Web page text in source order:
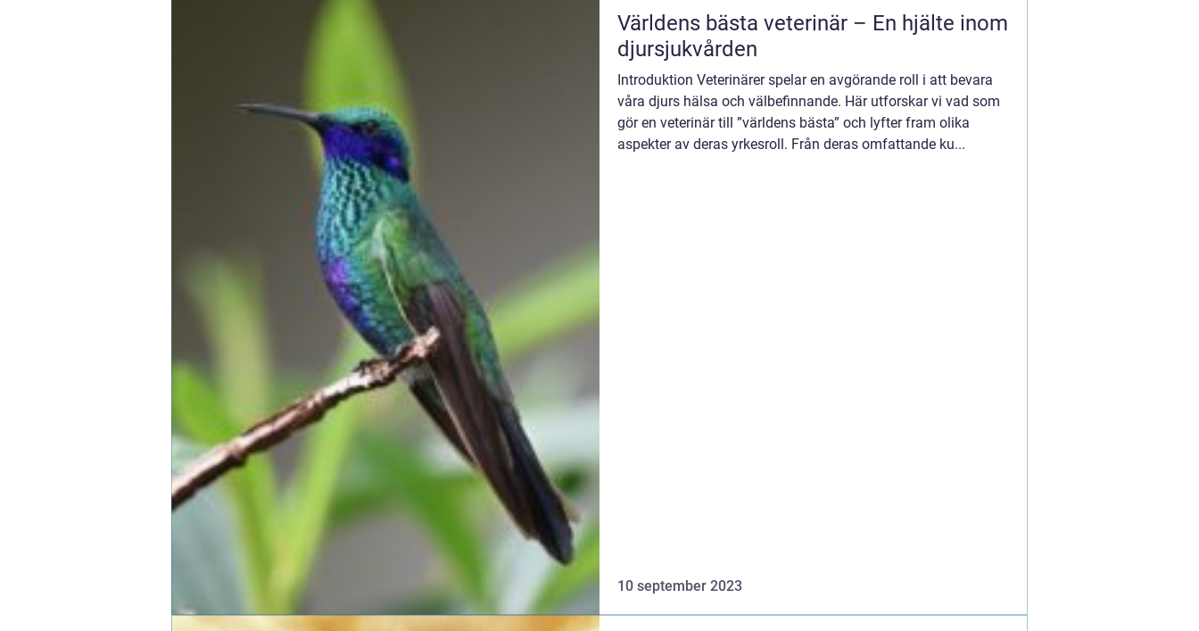
Världens bästa veterinär – En hjälte inom
djursjukvården
Introduktion Veterinärer spelar en avgörande roll i att bevara
våra djurs hälsa och välbefinnande. Här utforskar vi vad som
gör en veterinär till ”världens bästa” och lyfter fram olika
aspekter av deras yrkesroll. Från deras omfattande ku...
10 september 2023